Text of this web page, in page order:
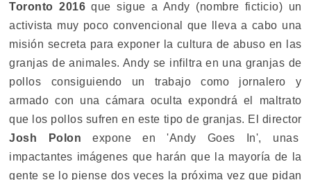
Toronto 2016 que sigue a Andy (nombre ficticio) un
activista muy poco convencional que lleva a cabo una
misión secreta para exponer la cultura de abuso en las
granjas de animales. Andy se infiltra en una granjas de
pollos consiguiendo un trabajo como jornalero y
armado con una cámara oculta expondrá el maltrato
que los pollos sufren en este tipo de granjas. El director
Josh Polon expone en 'Andy Goes In', unas
impactantes imágenes que harán que la mayoría de la
gente se lo piense dos veces la próxima vez que pidan